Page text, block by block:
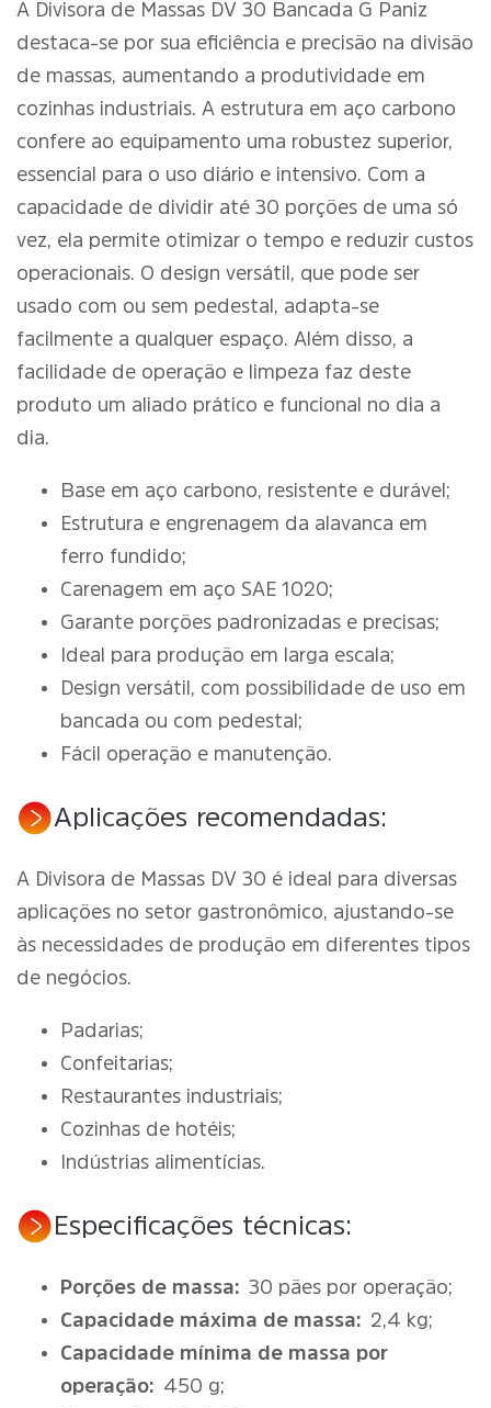
A Divisora de Massas DV 30 Bancada G Paniz
destaca-se por sua eficiência e precisão na divisão
de massas, aumentando a produtividade em
cozinhas industriais. A estrutura em aço carbono
confere ao equipamento uma robustez superior,
essencial para o uso diário e intensivo. Com a
capacidade de dividir até 30 porções de uma só
vez, ela permite otimizar o tempo e reduzir custos
operacionais. O design versátil, que pode ser
usado com ou sem pedestal, adapta-se
facilmente a qualquer espaço. Além disso, a
facilidade de operação e limpeza faz deste
produto um aliado prático e funcional no dia a
dia.
Base em aço carbono, resistente e durável;
Estrutura e engrenagem da alavanca em
ferro fundido;
Carenagem em aço SAE 1020;
Garante porções padronizadas e precisas;
Ideal para produção em larga escala;
Design versátil, com possibilidade de uso em
bancada ou com pedestal;
Fácil operação e manutenção.
Aplicações recomendadas:
A Divisora de Massas DV 30 é ideal para diversas
aplicações no setor gastronômico, ajustando-se
às necessidades de produção em diferentes tipos
de negócios.
Padarias;
Confeitarias;
Restaurantes industriais;
Cozinhas de hotéis;
Indústrias alimentícias.
Especificações técnicas:
Porções de massa: 30 pães por operação;
Capacidade máxima de massa: 2,4 kg;
Capacidade mínima de massa por
operação: 450 g;